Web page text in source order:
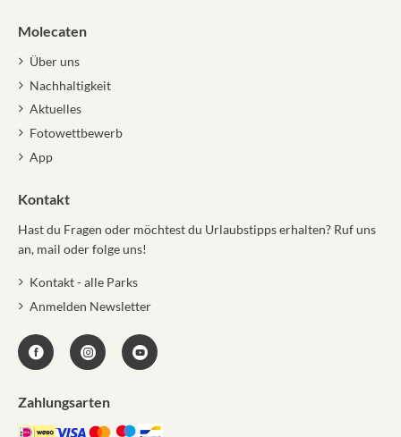
Molecaten
Über uns
Nachhaltigkeit
Aktuelles
Fotowettbewerb
App
Kontakt
Hast du Fragen oder möchtest du Urlaubstipps erhalten? Ruf uns
an, mail oder folge uns!
Kontakt - alle Parks
Anmelden Newsletter
Zahlungsarten